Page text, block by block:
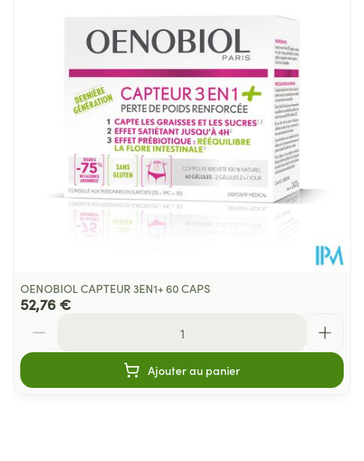
Restrictions
Alimentaires
Sans colorants, Sans
conservateurs, Sans gluten, Sans
lactose, Sans produits laitiers
Préservation
Température ambiante (15°C -
25°C)
OENOBIOL CAPTEUR 3EN1+ 60 CAPS
52,76 €
Ajouter au panier